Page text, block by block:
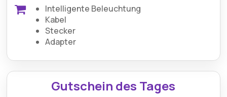
Intelligente Beleuchtung
Kabel
Stecker
Adapter
Gutschein des Tages